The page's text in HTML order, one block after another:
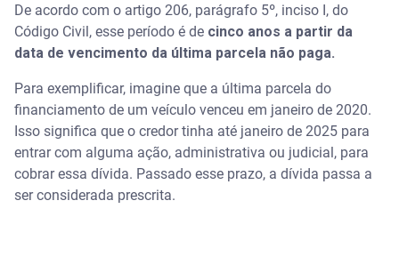
Alternativas para regularizar a dívida de
financiamento de veículo
É possível vender o veículo para quitar a dívida?
É possível usar a plataforma Serasa Limpa Nome
para negociar o financiamento de um veículo?
De acordo com o artigo 206, parágrafo 5º, inciso I, do
Código Civil, esse período é de cinco anos a partir da
data de vencimento da última parcela não paga.
Para exemplificar, imagine que a última parcela do
financiamento de um veículo venceu em janeiro de 2020.
Isso significa que o credor tinha até janeiro de 2025 para
entrar com alguma ação, administrativa ou judicial, para
cobrar essa dívida. Passado esse prazo, a dívida passa a
ser considerada prescrita.